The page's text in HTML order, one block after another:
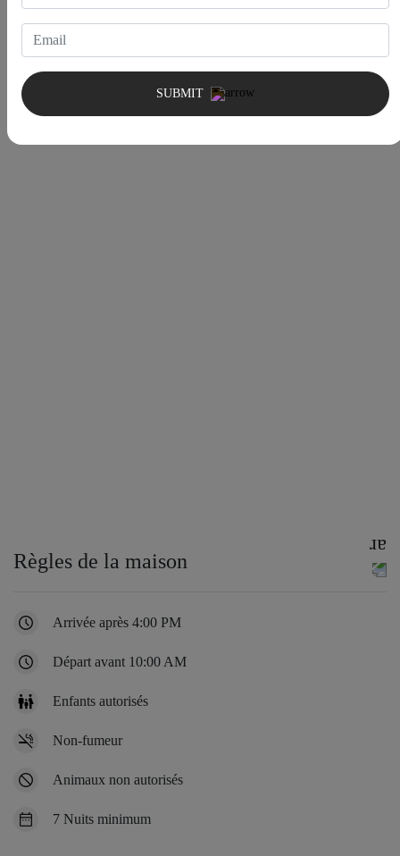
Carte
Règles de la maison
Arrivée après 4:00 PM
Départ avant 10:00 AM
Enfants autorisés
Non-fumeur
Animaux non autorisés
7 Nuits minimum
SUBMIT